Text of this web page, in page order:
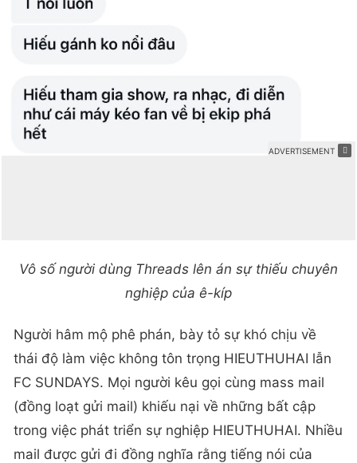
Vô số người dùng Threads lên án sự thiếu chuyên
nghiệp của ê-kíp
Người hâm mộ phê phán, bày tỏ sự khó chịu về
thái độ làm việc không tôn trọng HIEUTHUHAI lẫn
FC SUNDAYS. Mọi người kêu gọi cùng mass mail
(đồng loạt gửi mail) khiếu nại về những bất cập
trong việc phát triển sự nghiệp HIEUTHUHAI. Nhiều
mail được gửi đi đồng nghĩa rằng tiếng nói của